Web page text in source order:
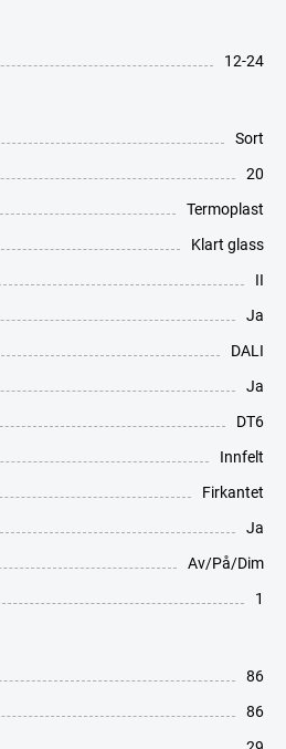
12-24
Sort
20
Termoplast
Klart glass
II
Ja
DALI
Ja
DT6
Innfelt
Firkantet
Ja
Av/På/Dim
1
86
86